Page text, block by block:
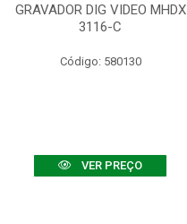
GRAVADOR DIG VIDEO MHDX
3116-C
Código: 580130
VER PREÇO